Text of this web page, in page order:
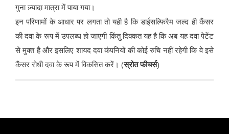
गुना ज़्यादा मात्रा में पाया गया।
इन परिणामों के आधार पर लगता तो यही है कि डाईसल्फिरैम जल्द ही कैंसर
की दवा के रूप में उपलब्ध हो जाएगी किंतु दिक्कत यह है कि अब यह दवा पेटेंट
से मुक्त है और इसलिए शायद दवा कंपनियों की कोई रुचि नहीं रहेगी कि वे इसे
कैंसर रोधी दवा के रूप में विकसित करें। (स्रोत फीचर्स)